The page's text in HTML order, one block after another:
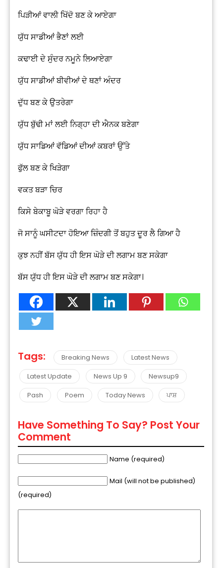
ਪਿੜੀਆਂ ਵਾਲੀ ਖਿੱਦੋ ਬਣ ਕੇ ਆਏਗਾ
ਯੁੱਧ ਸਾਡੀਆਂ ਭੈਣਾਂ ਲਈ
ਕਢਾਈ ਦੇ ਸੁੰਦਰ ਨਮੂਨੇ ਲਿਆਏਗਾ
ਯੁੱਧ ਸਾਡੀਆਂ ਬੀਵੀਆਂ ਦੇ ਥਣਾਂ ਅੰਦਰ
ਦੁੱਧ ਬਣ ਕੇ ਉਤਰੇਗਾ
ਯੁੱਧ ਬੁੱਢੀ ਮਾਂ ਲਈ ਨਿਗ੍ਹਾ ਦੀ ਐਨਕ ਬਣੇਗਾ
ਯੁੱਧ ਸਾਡਿਆਂ ਵੱਡਿਆਂ ਦੀਆਂ ਕਬਰਾਂ ਉੱਤੇ
ਫੁੱਲ ਬਣ ਕੇ ਖਿੜੇਗਾ
ਵਕਤ ਬੜਾ ਚਿਰ
ਕਿਸੇ ਬੇਕਾਬੂ ਘੋੜੇ ਵਰਗਾ ਰਿਹਾ ਹੈ
ਜੋ ਸਾਨੂੰ ਘਸੀਟਦਾ ਹੋਇਆ ਜ਼ਿੰਦਗੀ ਤੋਂ ਬਹੁਤ ਦੂਰ ਲੈ ਗਿਆ ਹੈ
ਕੁਝ ਨਹੀਂ ਬੱਸ ਯੁੱਧ ਹੀ ਇਸ ਘੋੜੇ ਦੀ ਲਗਾਮ ਬਣ ਸਕੇਗਾ
ਬੱਸ ਯੁੱਧ ਹੀ ਇਸ ਘੋੜੇ ਦੀ ਲਗਾਮ ਬਣ ਸਕੇਗਾ।
Tags: Breaking News
Latest News
Latest Update
News Up 9
Newsup9
Pash
Poem Today News ਪਾਸ਼
Have Something To Say? Post Your
Comment
Name (required)
Mail (will not be published)
(required)